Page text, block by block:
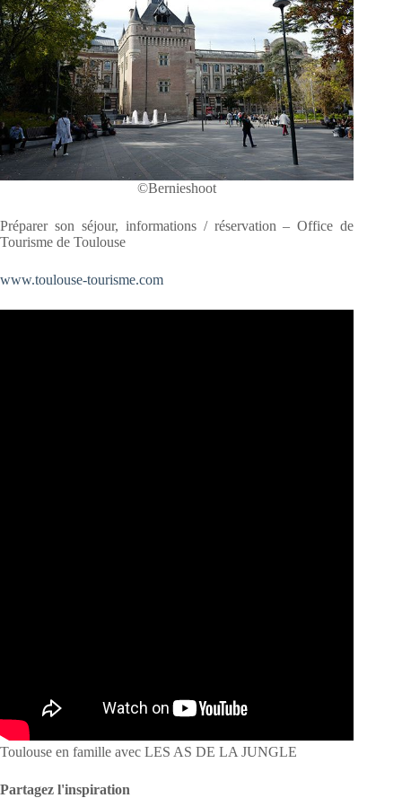
©Bernieshoot
Préparer son séjour, informations / réservation – Office de
Tourisme de Toulouse
www.toulouse-tourisme.com
Toulouse en famille avec LES AS DE LA JUNGLE
Partagez l'inspiration